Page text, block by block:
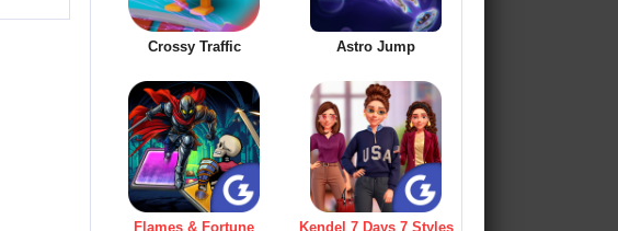
Crossy Traffic Astro Jump
Flames & Fortune Kendel 7 Days 7 Styles